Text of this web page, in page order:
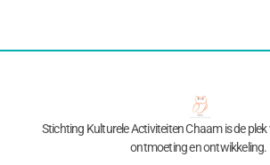
Stichting Kulturele Activiteiten Chaam is de
ontmoeting en ontwikkeling.